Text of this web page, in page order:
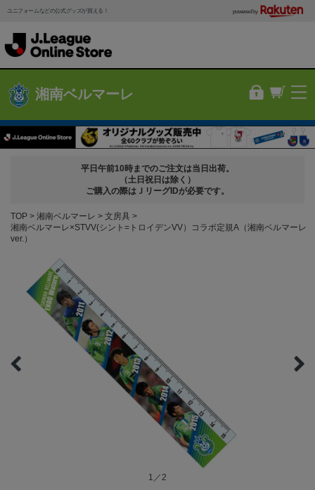
ユニフォームなどの公式グッズが買える！ powered by
湘南ベルマーレ
平日午前10時までのご注文は当日出荷。
（土日祝日は除く）
ご購入の際はＪリーグIDが必要です。
TOP 湘南ベルマーレ
文房具
湘南ベルマーレ×STVV(シント=トロイデンVV）コラボ定規A（湘南ベルマーレ
ver.）
1／2